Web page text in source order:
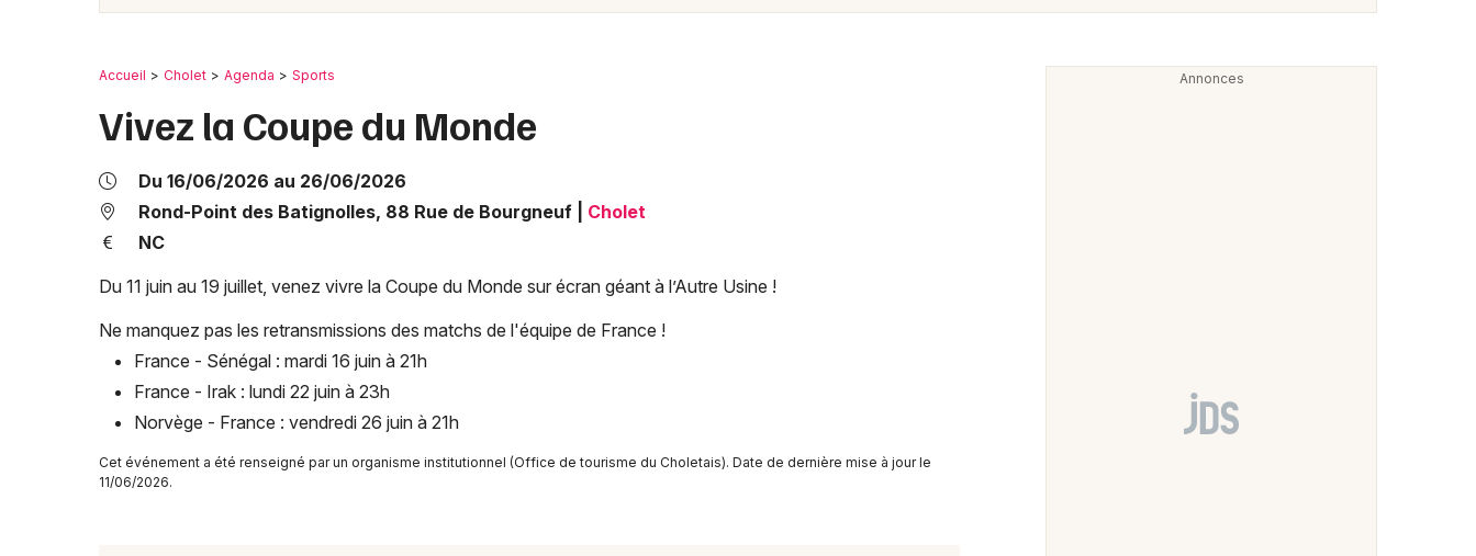
Sorties famille
Sorties & loisirs
Mulhouse
Toulouse
Toutes les villes
Accueil Cholet Agenda Sports
Vivez la Coupe du Monde
Du 16/06/2026 au 26/06/2026
Rond-Point des Batignolles, 88 Rue de Bourgneuf
Cholet
NC
Du 11 juin au 19 juillet, venez vivre la Coupe du Monde sur écran géant à l’Autre Usine !
Ne manquez pas les retransmissions des matchs de l'équipe de France !
France - Sénégal : mardi 16 juin à 21h
France - Irak : lundi 22 juin à 23h
Norvège - France : vendredi 26 juin à 21h
Cet événement a été renseigné par un organisme institutionnel (Office de tourisme du Choletais). Date de dernière mise à jour le
11/06/2026.